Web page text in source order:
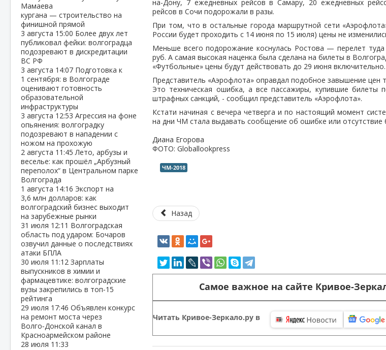
Мамаева
кургана — строительство на
финишной прямой
3 августа 15:00 Более двух лет
публиковал фейки: волгоградца
подозревают в дискредитации
ВС РФ
3 августа 14:07 Подготовка к
1 сентября: в Волгограде
оценивают готовность
образовательной
инфраструктуры
3 августа 12:53 Агрессия на фоне
опьянения: волгоградку
подозревают в нападении с
ножом на прохожую
2 августа 11:45Лето, арбузы и
веселье: как прошёл „Арбузный
переполох“ в Центральном парке
Волгограда
1 августа 14:16 Экспорт на
3,6 млн долларов: как
волгоградский бизнес выходит
на зарубежные рынки
31 июля 12:11 Волгоградская
область под ударом: Бочаров
озвучил данные о последствиях
атаки БПЛА
30 июля 11:12 Зарплаты
выпускников в химии и
фармацевтике: волгоградские
вузы закрепились в топ‑15
рейтинга
29 июля 17:46 Объявлен конкурс
на ремонт моста через
Волго‑Донской канал в
Красноармейском районе
28 июля 11:33
на-Дону, 7 ежедневных рейсов в Самару, 20 ежедневных
рейсов в Сочи подорожали в разы.
При том, что в остальные города маршрутной сети
России будет проходить с 14 июня по 15 июля) цены не
Меньше всего подорожание коснулась Ростова — перелет
руб. А самая высокая наценка была сделана на билеты в
«Футбольные» цены будут действовать до 29 июня включительно.
Представитель «Аэрофлота» оправдал подобное завышение цен
Это техническая ошибка, а все пассажиры, купившие билеты
штрафных санкций, - сообщил представитель «Аэрофлота».
Кстати начиная с вечера четверга и по настоящий момент
на дни ЧМ стала выдавать сообщение об ошибке или отсутствие
Диана Егорова
ФОТО: Globallookpress
ЧМ-2018
Назад
Самое важное на сайте Кривое-
Читать Кривое-Зеркало.ру в